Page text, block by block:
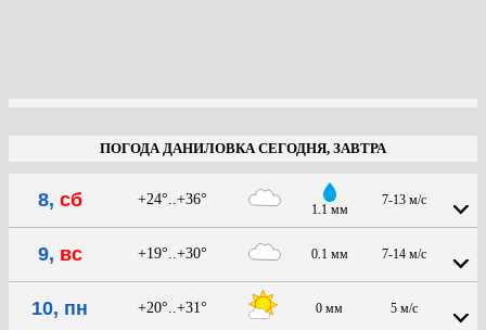
ПОГОДА ДАНИЛОВКА СЕГОДНЯ, ЗАВТРА
8, сб +24°..+36°
1.1 мм
7-13 м/с
9, вс +19°..+30° 0.1 мм 7-14 м/с
10, пн +20°..+31° 0 мм 5 м/с